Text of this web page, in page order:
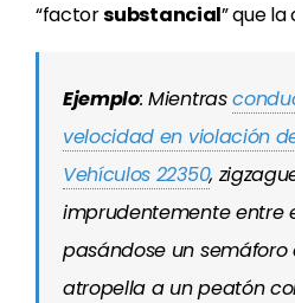
“factorsubstancial” que la
Ejemplo: Mientras
velocidad en violación
Vehículos 22350,
imprudentemente entre
pasándose un semáforo
atropella a un peatón